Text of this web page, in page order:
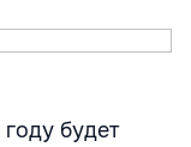
будет